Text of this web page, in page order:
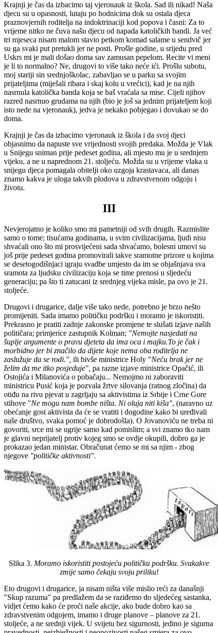
Krajnji je čas da izbacimo taj vjeronauk iz škola. Sad ili nikad! Naša
djecu su u opasnosti, lutaju po hodnicima dok su ostala djeca
praznovjernih roditelja na indoktrinaciji kod popova i časni: Za to
vrijeme nitko ne čuva našu djecu od napada katoličkih bandi. Ja već
tri mjeseca nisam malom stavio petkom komad salame u sendvič jer
su ga svaki put pretukli jer ne posti. Prošle godine, u srijedu pred
Uskrs mi je mali došao doma sav zamusan pepelom. Recite vi meni
je li to normalno? Ne, drugovi to više tako neće ići. Prošlu subotu,
moj stariji sin srednjoškolac, zabavljao se u parku sa svojim
prijateljima (miješali ribara i skaj kolu u vrećici), kad je na njih
nasrnula katolička banda koja se baš vraćala sa mise. Cijeli njihov
razred nasrnuo grudama na njih (bio je još sa jednim prijateljem koji
isto nede na vjeronauk), jedva je nekako pobjegao i dovukao se do
doma.
Krajnji je čas da izbacimo vjeronauk iz škola i da svoj djeci
objasnimo da napuste sve vrijednosti svojih predaka. Možda je Vlak
u Snijegu sniman prije pedeset godina, ali mjesto mu je u srednjem
vijeku, a ne u naprednom 21. stoljeću. Možda su u vrijeme vlaka u
snijegu djeca pomagala obitelji oko uzgoja krastavaca, ali danas
znamo kakva je uloga takvih plodova u zdravstvenom odgoju i
životu.
III
Nevjerojatno je koliko smo mi pametniji od svih drugih. Razmislite
samo o tome; tisućama godinama, u svim civilizacijama, ljudi nisu
shvaćali ono što mi prosvijećeni sada shvaćamo, bolesni umovi su
još prije pedeset godina promovirali takve sramotne prizore u kojima
se desetogodišnjaci igraju svadbe umjesto da im se objašnjava sva
sramota za ljudsku civilizaciju koja se time prenosi u sljedeću
generaciju; pa što ti zatucani iz srednjeg vijeka misle, pa ovo je 21.
stoljeće.
Drugovi i drugarice, dalje više tako nede, potrebno je brzo nešto
promijeniti. Sada imamo političku podršku i moramo je iskoristiti.
Prekrasno je pratiti zadnje zakonske promjene te slušati izjave naših
političara; primjerice zastupnik Kolman; "Nemojte nasjedati na
šuplje argumente o pravu djeteta da ima oca i majku.To je čak i
morbidno jer bi značilo da dijete koje nema oba roditelja ne
zaslužuje da se rodi.", ili bivše ministrice Holy "Neću brak jer ne
želim da me itko posjeduje", pa razne izjave ministrice Opačić, ili
Ostojića i Milanovića o pobačaju... Nemojmo ni zaboraviti
ministricu Pusić koja je pozvala žrtve silovanja (ratnog zločina) da
otiđu na rivu pjevat u zagrljaju sa aktivistima iz Srbije i Crne Gore
stihove "Ne mogu nam bombe ništa. Ni oluja niti kiša", (naravno uz
obećanje gost aktivista da će se vratiti i dogodine kako bi uređivali
naše društvo, svaka pomoć je dobrodošla). O Jovanoviću ne treba ni
govoriti, srce mi se ugrije samo kad pomislim; a svi znamo tko nam
je glavni neprijatelj protiv kojeg smo se ovdje okupili, dobro ga je
prokazao jedan ministar. Obračunat ćemo se mi sa njim - zbog
njegove "političke aktivnosti".
Slika 3. Moramo iskoristiti postojeću političku podršku. Svakakve
zmije samo čekaju svoju priliku!
Eto drugovi i drugarice, ja nisam ništa više mislio reći za današnji
"Skup razuma" pa predlažem da se raziđemo do sljedećeg sastanka,
vidjet ćemo kako će proći naše akcije, ako bude dobro kao sa
zdravstvenim odgojem, imamo i druge planove – planove za 21.
stoljeće, a ne srednji vijek. U svijetu bez sigurnosti, jedino je sigurna